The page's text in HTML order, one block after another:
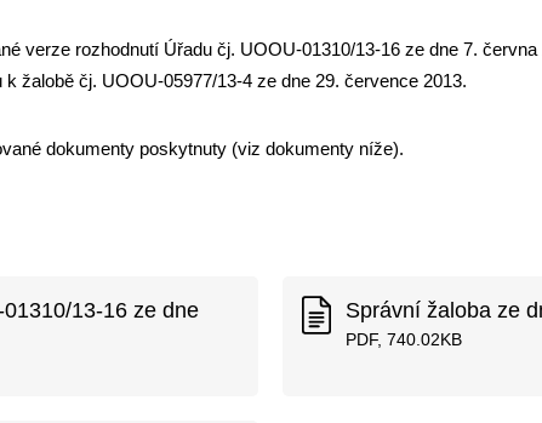
verze rozhodnutí Úřadu čj. UOOU-01310/13-16 ze dne 7.
žalobě čj. UOOU-05977/13-4 ze dne 29. července 2013.
dokumenty poskytnuty (viz dokumenty níže).
13-16 ze dne
Správní žaloba ze
PDF, 740.02KB